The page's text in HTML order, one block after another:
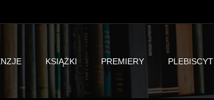
KSIĄŻKI PREMIERY PLEBISCYT